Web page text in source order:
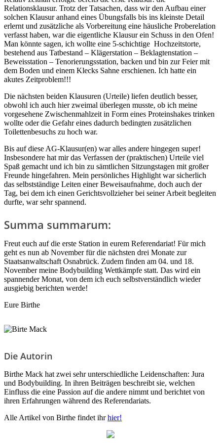
Relationsklausur. Trotz der Tatsachen, dass wir den Aufbau einer
solchen Klausur anhand eines Übungsfalls bis ins kleinste Detail
erlernt und zusätzliche als Vorbereitung eine häusliche Proberelation
verfasst haben, war die eigentliche Klausur ein Schuss in den Ofen!
Man könnte sagen, ich wollte eine 5-schichtige Hochzeitstorte,
bestehend aus Tatbestand – Klägerstation – Beklagtenstation –
Beweisstation – Tenorierungsstation, backen und bin zur Feier mit
dem Boden und einem Klecks Sahne erschienen. Ich hatte ein
akutes Zeitproblem!!!
Die nächsten beiden Klausuren (Urteile) liefen deutlich besser,
obwohl ich auch hier zweimal überlegen musste, ob ich meine
vorgesehene Zwischenmahlzeit in Form eines Proteinshakes trinken
wollte oder die Gefahr eines dadurch bedingten zusätzlichen
Toilettenbesuchs zu hoch war.
Bis auf diese AG-Klausur(en) war alles andere hingegen super!
Insbesondere hat mir das Verfassen der (praktischen) Urteile viel
Spaß gemacht und ich bin zu sämtlichen Sitzungstagen mit großer
Freunde hingefahren. Mein persönliches Highlight war sicherlich
das selbstständige Leiten einer Beweisaufnahme, doch auch der
Tag, bei dem ich einen Gerichtsvollzieher bei seiner Arbeit begleiten
durfte, war sehr spannend.
Summa summarum:
Freut euch auf die erste Station in eurem Referendariat! Für mich
geht es nun ab November für die nächsten drei Monate zur
Staatsanwaltschaft Osnabrück. Zudem finden am 04. und 18.
November meine Bodybuilding Wettkämpfe statt. Das wird ein
spannender Monat, von dem ich euch selbstverständlich wieder
ausgiebig berichten werde!
Eure Birthe
Die Autorin
Birthe Mack hat zwei sehr unterschiedliche Leidenschaften: Jura
und Bodybuilding. In ihren Beiträgen beschreibt sie, welchen
Einfluss die eine Passion auf die andere nimmt und berichtet von
ihren Erfahrungen während des Referendariats.
Alle Artikel von Birthe findet ihrhier!